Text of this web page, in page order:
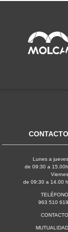
CONTACTO
Lunes a jueves
de 09:30 a 15.00h
Viernes
de 09:30 a 14.00 h
TELÉFONO
963 510 619
CONTACTO
MUTUALIDAD